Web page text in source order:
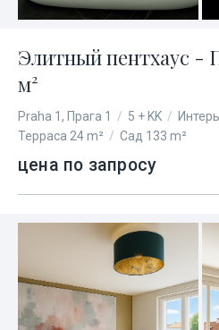
Элитный пентхаус -
м²
Praha 1, Прага 1 / 5 + KK /
Терраса 24 m² / Сад 133 m²
цена по запросу